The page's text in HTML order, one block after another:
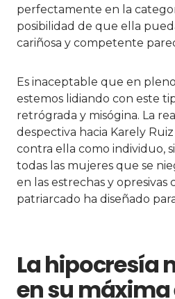
perfectamente en la
posibilidad de que ella
cariñosa y competente
Es inaceptable que en
estemos lidiando con este
retrógrada y misógina. La
despectiva hacia Karely
contra ella como individuo,
todas las mujeres que se
en las estrechas y opresivas
patriarcado ha diseñado
La hipocresía
en su